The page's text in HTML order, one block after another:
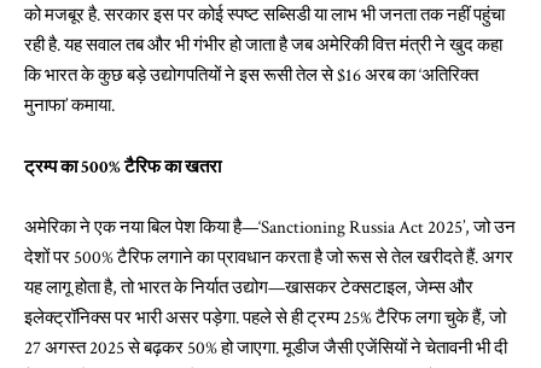
को मजबूर है. सरकार इस पर कोई स्पष्ट सब्सिडी या लाभ भी जनता तक नहीं पहुंचा
रही है. यह सवाल तब और भी गंभीर हो जाता है जब अमेरिकी वित्त मंत्री ने खुद कहा
कि भारत के कुछ बड़े उद्योगपतियों ने इस रूसी तेल से $16 अरब का ‘अतिरिक्त
मुनाफा’ कमाया.
ट्रम्प का 500% टैरिफ का खतरा
अमेरिका ने एक नया बिल पेश किया है—‘Sanctioning Russia Act 2025’, जो उन
देशों पर 500% टैरिफ लगाने का प्रावधान करता है जो रूस से तेल खरीदते हैं. अगर
यह लागू होता है, तो भारत के निर्यात उद्योग—खासकर टेक्सटाइल, जेम्स और
इलेक्ट्रॉनिक्स पर भारी असर पड़ेगा. पहले से ही ट्रम्प 25% टैरिफ लगा चुके हैं, जो
27 अगस्त 2025 से बढ़कर 50% हो जाएगा. मूडीज जैसी एजेंसियों ने चेतावनी भी दी